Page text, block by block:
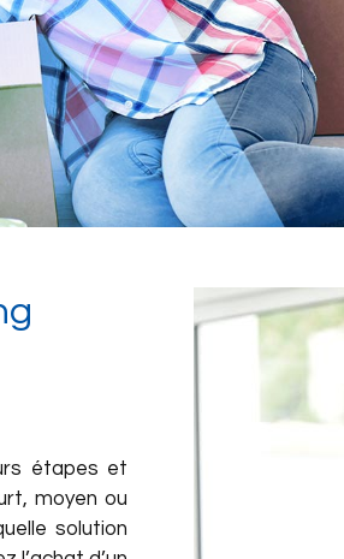
étapes et
moyen ou
solution